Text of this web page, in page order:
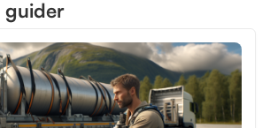
guider